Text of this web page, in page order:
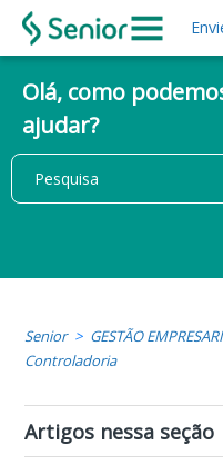
Olá, como
ajudar?
Senior GESTÃO
Controladoria
Artigos nessa seção